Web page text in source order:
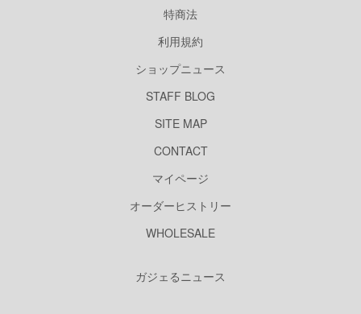
特商法
利用規約
ショップニュース
STAFF BLOG
SITE MAP
CONTACT
マイページ
オーダーヒストリー
WHOLESALE
ガジェるニュース